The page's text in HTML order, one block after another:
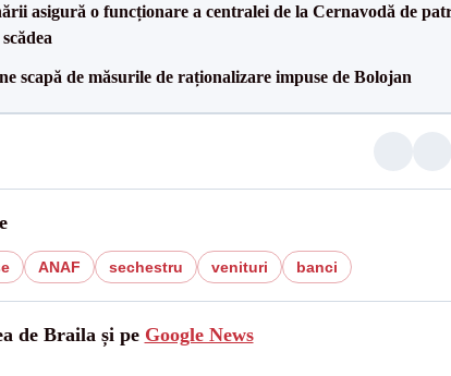
asigură o funcționare a centralei de la Cernavodă de
scapă de măsurile de raționalizare impuse de Bolojan
ANAF sechestru venituri banci
de Braila și pe Google News